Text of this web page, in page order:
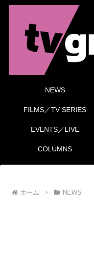
NEWS
FILMS／TV SERIES
EVENTS／LIVE
COLUMNS
ホーム NEWS